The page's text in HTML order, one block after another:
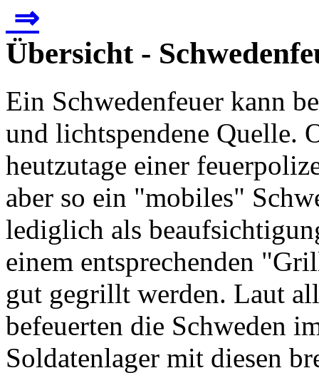
⇒
Übersicht -
Ein Schwedenfeuer kann
und lichtspendene Quelle.
heutzutage einer
aber so ein "mobiles"
lediglich als
einem entsprechenden
gut gegrillt werden. Laut
befeuerten die Schweden
Soldatenlager mit diesen